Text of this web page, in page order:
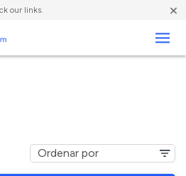
our links. ×